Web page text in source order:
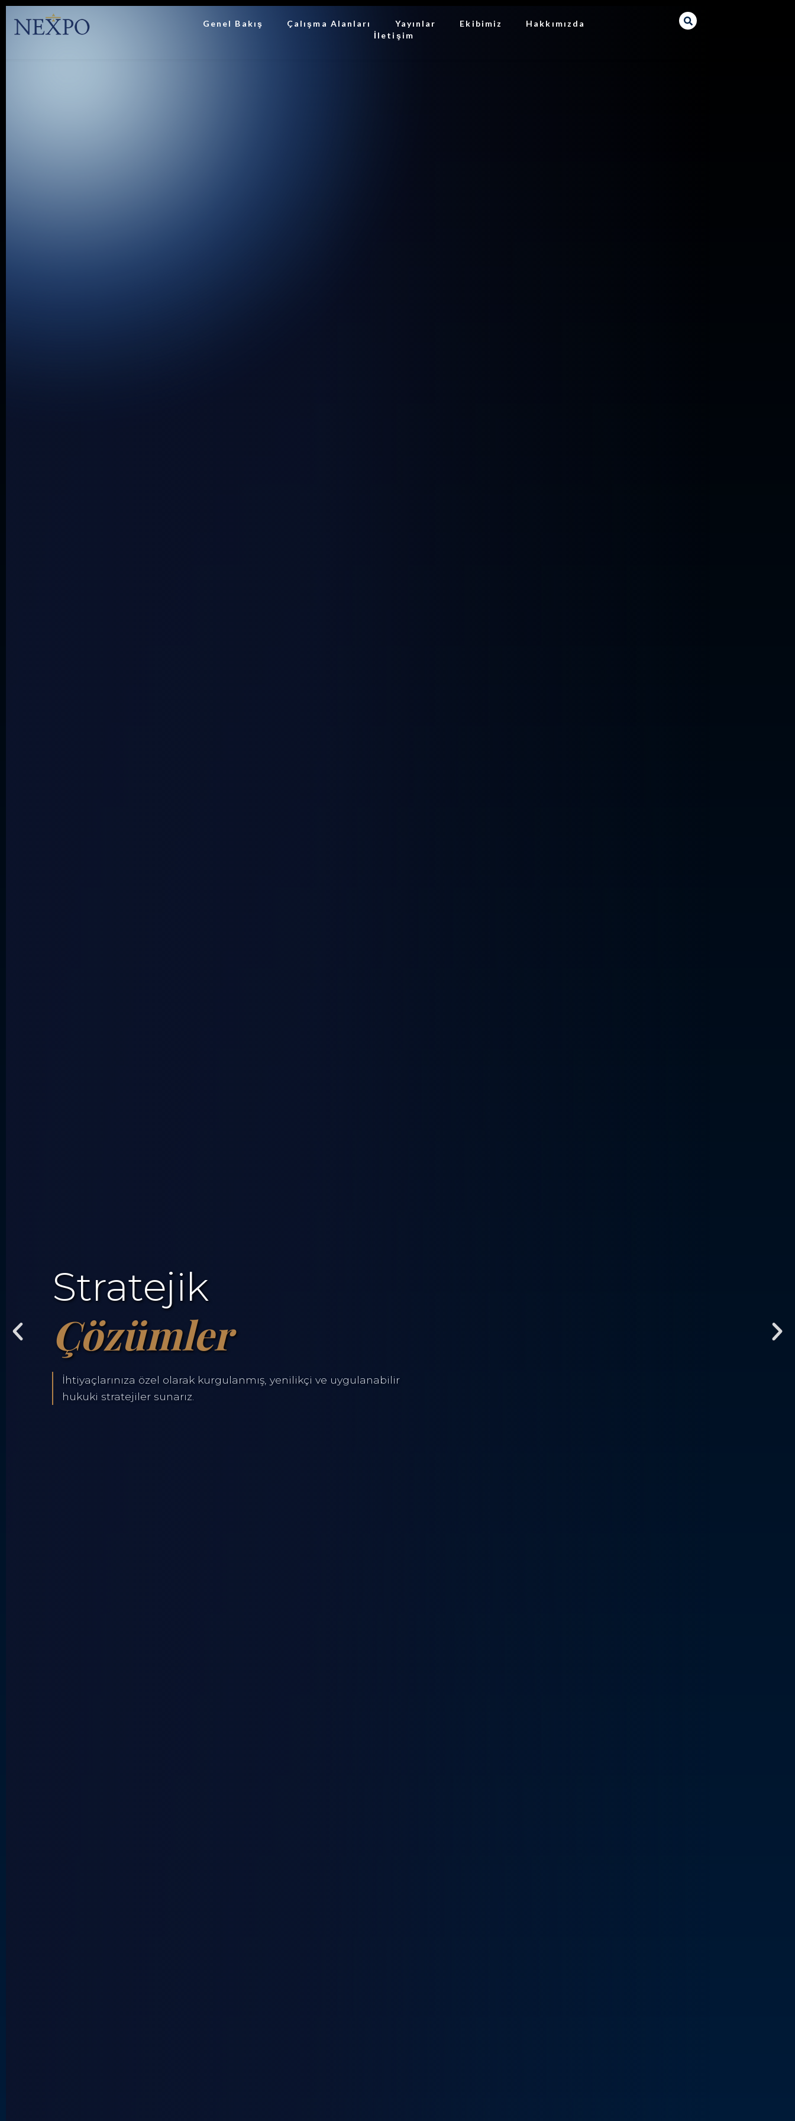
Genel Bakış Çalışma Alanları Yayınlar Ekibimiz
Hakkımızda
İletişim
Stratejik
Çözümler
İhtiyaçlarınıza özel olarak kurgulanmış, yenilikçi ve uygulanabilir
hukuki stratejiler sunarız.